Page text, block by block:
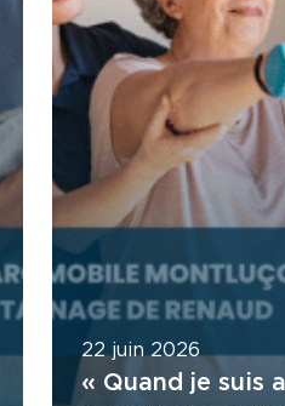
22 juin 2026
« Quand je suis